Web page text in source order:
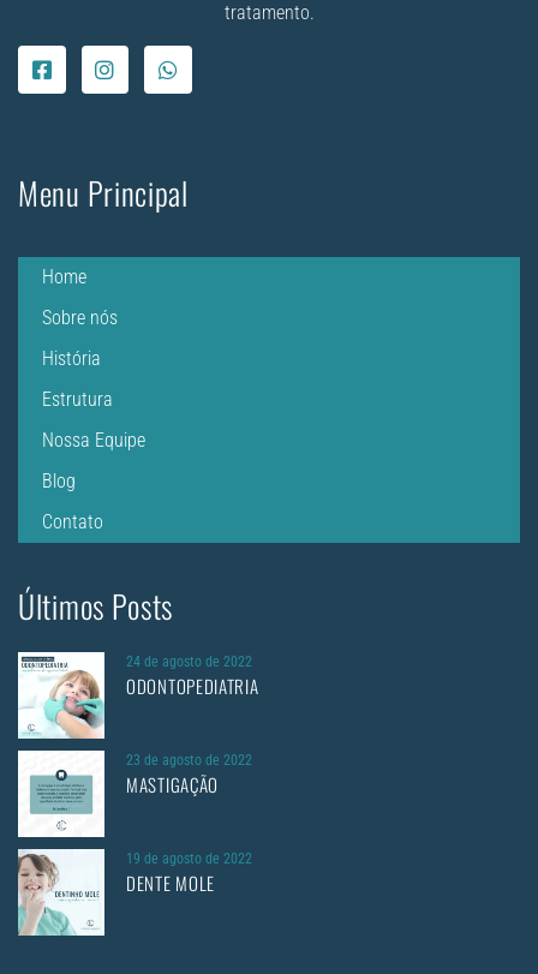
tratamento.
Menu Principal
Home
Sobre nós
História
Estrutura
Nossa Equipe
Blog
Contato
Últimos Posts
24 de agosto de 2022
ODONTOPEDIATRIA
23 de agosto de 2022
MASTIGAÇÃO
19 de agosto de 2022
DENTE MOLE